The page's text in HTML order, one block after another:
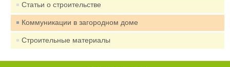
Статьи о строительстве
Коммуникации в загородном доме
Строительные материалы